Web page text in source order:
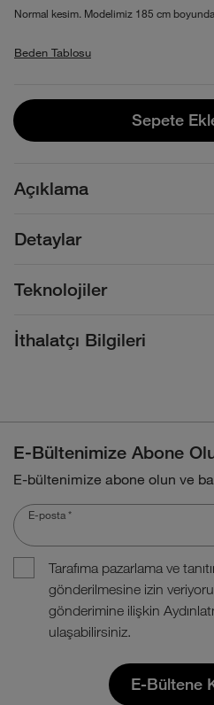
Normal kesim. Modelimiz 185 cm
Beden Tablosu
Sepete Ekle
Sepete
Açıklama
Detaylar
Teknolojiler
İthalatçı Bilgileri
E-Bültenimize Abone
E-bültenimize abone olun ve
E-posta *
Tarafıma pazarlama ve
gönderilmesine izin
gönderimine ilişkin
ulaşabilirsiniz.
E-Bültene